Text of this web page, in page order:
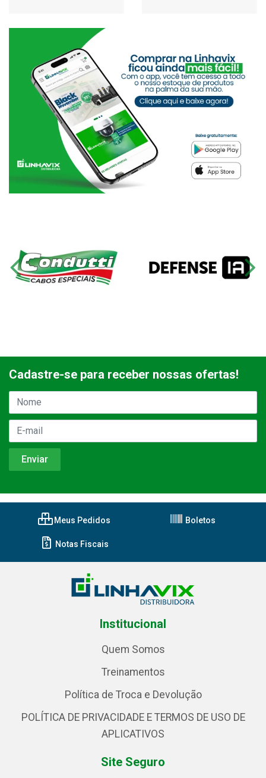
Cadastre-se para receber nossas ofertas!
Meus Pedidos Boletos
Notas Fiscais
Institucional
Quem Somos
Treinamentos
Política de Troca e Devolução
POLÍTICA DE PRIVACIDADE E TERMOS DE USO DE
APLICATIVOS
Site Seguro